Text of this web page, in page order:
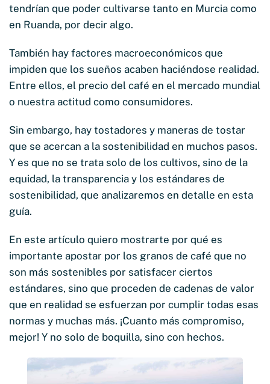
tendrían que poder cultivarse tanto en Murcia como
en Ruanda, por decir algo.
También hay factores macroeconómicos que
impiden que los sueños acaben haciéndose realidad.
Entre ellos, el precio del café en el mercado mundial
o nuestra actitud como consumidores.
Sin embargo, hay tostadores y maneras de tostar
que se acercan a la sostenibilidad en muchos pasos.
Y es que no se trata solo de los cultivos, sino de la
equidad, la transparencia y los estándares de
sostenibilidad, que analizaremos en detalle en esta
guía.
En este artículo quiero mostrarte por qué es
importante apostar por los granos de café que no
son más sostenibles por satisfacer ciertos
estándares, sino que proceden de cadenas de valor
que en realidad se esfuerzan por cumplir todas esas
normas y muchas más. ¡Cuanto más compromiso,
mejor! Y no solo de boquilla, sino con hechos.